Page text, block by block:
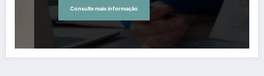
Consulte mais informação